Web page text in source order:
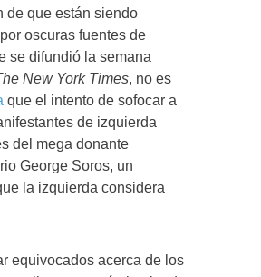
de que están siendo
oscuras fuentes de
se difundió la semana
New York Times, no es
que el intento de sofocar a
de izquierda
del mega donante
George Soros, un
la izquierda considera
equivocados acerca de los